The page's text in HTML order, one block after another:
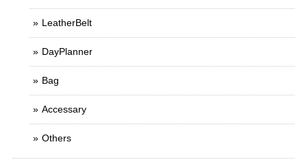
LeatherBelt
DayPlanner
Bag
Accessary
Others